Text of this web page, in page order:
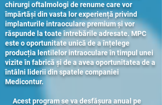
chirurgi oftalmologi de renume care vor
împărtăși din vasta lor experiență privind
implanturile intraoculare premium și vor
răspunde la toate întrebările adresate. MPC
este o oportunitate unică de a înțelege
producția lentilelor intraoculare în timpul unei
vizite în fabrică și de a avea oportunitatea de a
întâlni liderii din spatele companiei
Medicontur.
Acest program se va desfășura anual pe